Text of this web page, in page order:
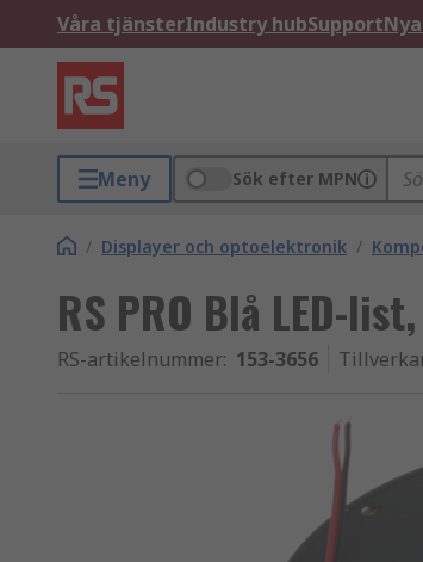
Våra tjänsterIndustry hubSupport
Meny Sök efter MPN
/ Displayer och optoelektronik /
RS PRO Blå LED-
RS-artikelnummer: 153-3656